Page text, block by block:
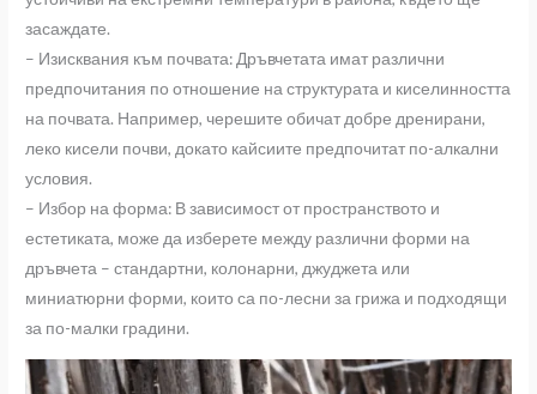
засаждате.
– Изисквания към почвата: Дръвчетата имат различни
предпочитания по отношение на структурата и киселинността
на почвата. Например, черешите обичат добре дренирани,
леко кисели почви, докато кайсиите предпочитат по-алкални
условия.
– Избор на форма: В зависимост от пространството и
естетиката, може да изберете между различни форми на
дръвчета – стандартни, колонарни, джуджета или
миниатюрни форми, които са по-лесни за грижа и подходящи
за по-малки градини.